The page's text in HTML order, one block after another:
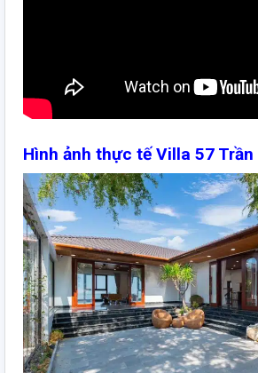
Hình ảnh thực tế Villa 57 Trần